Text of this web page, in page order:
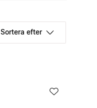
Sortera efter